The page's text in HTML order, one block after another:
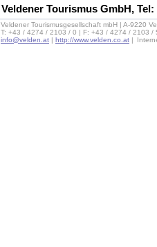
Veldener Tourismus GmbH, Tel:
Veldener Tourismusgesellschaft mbH | A-9220
T: +43 / 4274 / 2103 / 0 | F: +43 / 4274 / 2103 /
info@velden.at | http://www.velden.co.at |